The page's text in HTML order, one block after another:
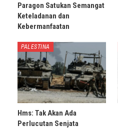
Paragon Satukan Semangat
Keteladanan dan
Kebermanfaatan
PALESTINA
Hms: Tak Akan Ada
Perlucutan Senjata